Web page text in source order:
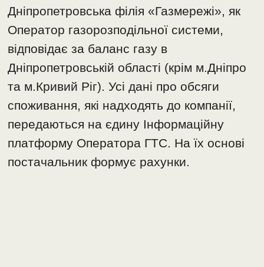
Дніпропетровська філія «Газмережі», як
Оператор газорозподільної системи,
відповідає за баланс газу в
Дніпропетровській області (крім м.Дніпро
та м.Кривий Ріг). Усі дані про обсяги
споживання, які надходять до компанії,
передаються на єдину Інформаційну
платформу Оператора ГТС. На їх основі
постачальник формує рахунки.